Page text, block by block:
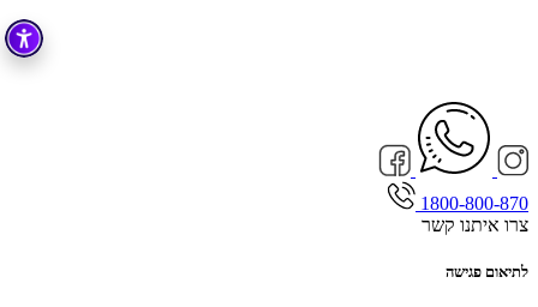
1800-800-870
צרו איתנו קשר
לתיאום פגישה